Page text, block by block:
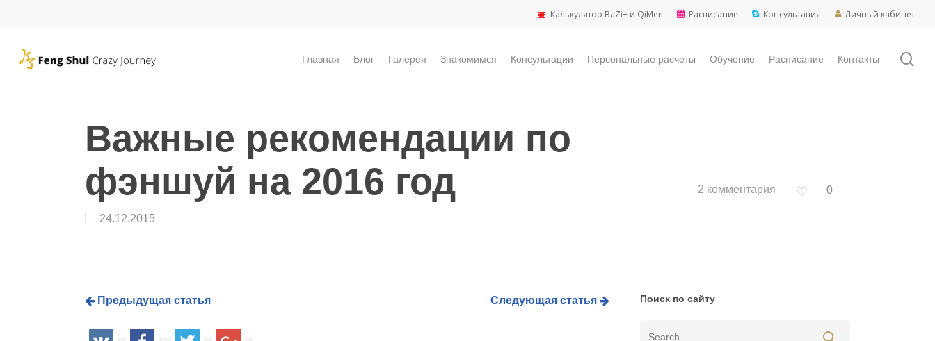
main
content
Калькулятор BaZi+ и QiMen Расписание Консультация Личный кабинет
Главная Блог Галерея Знакомимся Консультации Персональные расчеты Обучение Расписание Контакты
Важные рекомендации по
фэншуй на 2016 год
24.12.2015
2 комментария 0
Предыдущая статья Следующая статья Поиск по сайту